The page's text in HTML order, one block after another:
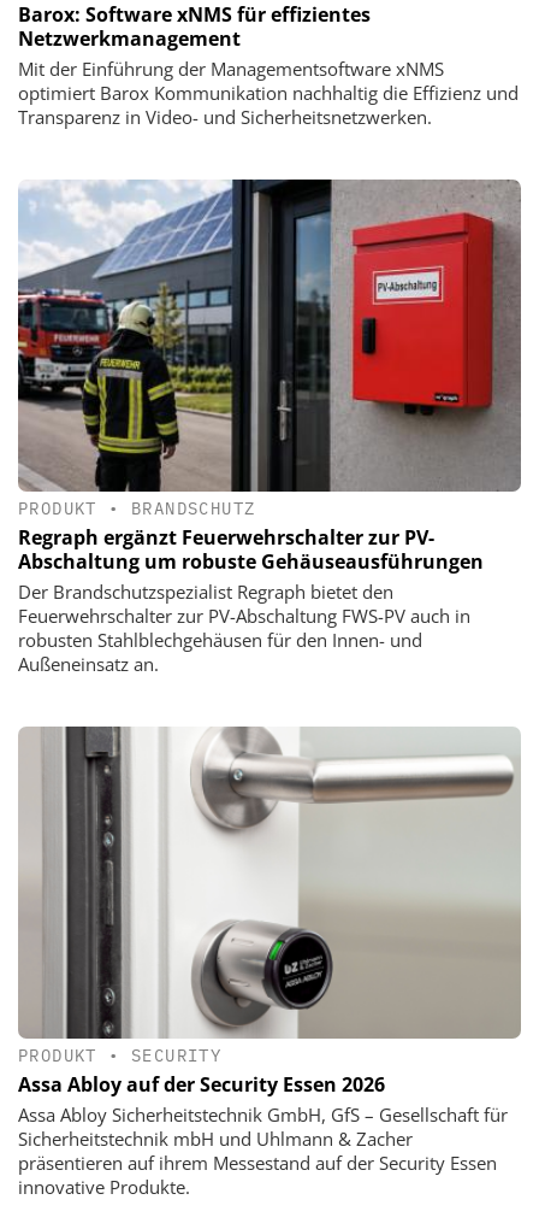
Barox: Software xNMS für effizientes
Netzwerkmanagement
Mit der Einführung der Managementsoftware xNMS
optimiert Barox Kommunikation nachhaltig die Effizienz und
Transparenz in Video- und Sicherheitsnetzwerken.
PRODUKT • BRANDSCHUTZ
Regraph ergänzt Feuerwehrschalter zur PV-
Abschaltung um robuste Gehäuseausführungen
Der Brandschutzspezialist Regraph bietet den
Feuerwehrschalter zur PV-Abschaltung FWS-PV auch in
robusten Stahlblechgehäusen für den Innen- und
Außeneinsatz an.
PRODUKT • SECURITY
Assa Abloy auf der Security Essen 2026
Assa Abloy Sicherheitstechnik GmbH, GfS – Gesellschaft für
Sicherheitstechnik mbH und Uhlmann & Zacher
präsentieren auf ihrem Messestand auf der Security Essen
innovative Produkte.